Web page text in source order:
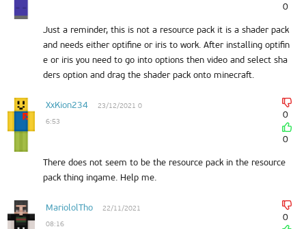
0
Just a reminder, this is not a resource pack it is a shader pack
and needs either optifine or iris to work. After installing optifin
e or iris you need to go into options then video and select sha
ders option and drag the shader pack onto minecraft.
XxKion234
23/12/2021 0
6:53
0
0
There does not seem to be the resource pack in the resource
pack thing ingame. Help me.
MariololTho
22/11/2021
08:16
0